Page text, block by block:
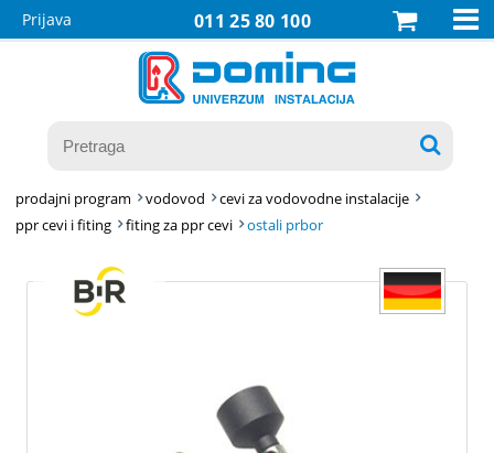
011 25 80 100
Prijava 

prodajni program vodovod
cevi za vodovodne instalacije
ppr cevi i fiting
fiting za ppr cevi ostali prbor